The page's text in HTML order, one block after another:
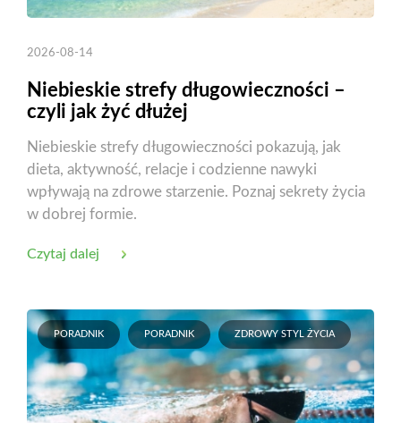
2026-08-14
Niebieskie strefy długowieczności –
czyli jak żyć dłużej
Niebieskie strefy długowieczności pokazują, jak
dieta, aktywność, relacje i codzienne nawyki
wpływają na zdrowe starzenie. Poznaj sekrety życia
w dobrej formie.
Czytaj dalej
PORADNIK PORADNIK ZDROWY STYL ŻYCIA